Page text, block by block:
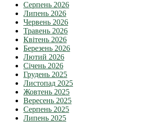
Серпень 2026
Липень 2026
Червень 2026
Травень 2026
Квітень 2026
Березень 2026
Лютий 2026
Січень 2026
Грудень 2025
Листопад 2025
Жовтень 2025
Вересень 2025
Серпень 2025
Липень 2025